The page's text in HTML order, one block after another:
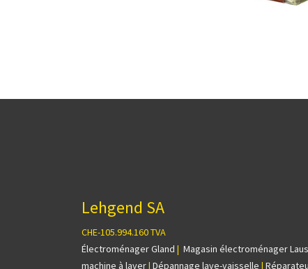
Lehgend SA
CHE-105.994.160 TVA
Électroménager Gland | Magasin électroménager
machine à laver| Dépannage lave-vaisselle |